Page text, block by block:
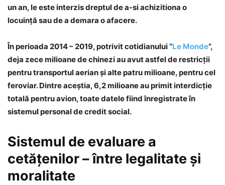
un an, le este interzis dreptul de a-si achizitiona o
locuinţă sau de a demara o afacere.
În perioada 2014 – 2019, potrivit cotidianului “Le Monde”,
deja zece milioane de chinezi au avut astfel de restricţii
pentru transportul aerian şi alte patru milioane, pentru cel
feroviar. Dintre aceştia, 6,2 milioane au primit interdicţie
totală pentru avion, toate datele fiind înregistrate în
sistemul personal de credit social.
Sistemul de evaluare a
cetăţenilor – între legalitate şi
moralitate